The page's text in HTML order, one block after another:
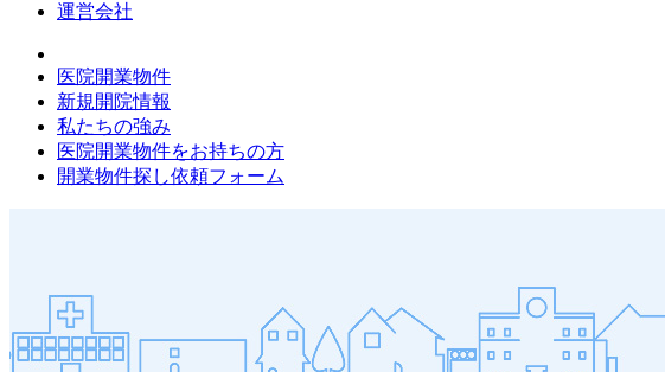
運営会社
医院開業物件
新規開院情報
私たちの強み
医院開業物件をお持ちの方
開業物件探し依頼フォーム